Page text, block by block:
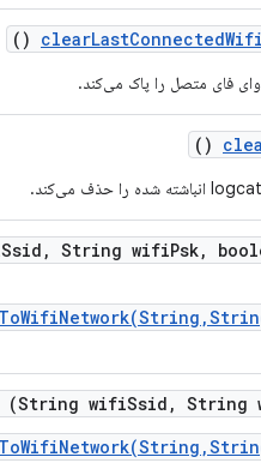
clearLastConnectedWifi
()
فای متصل را پاک می‌کند.
()
Ssid , String wifiPsk,
(String wifiSsid , String